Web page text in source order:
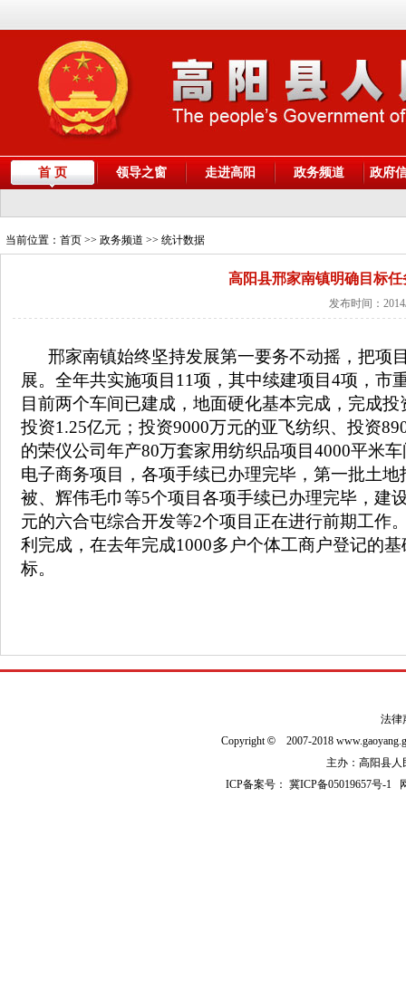
首 页 领导之窗 走进高阳 政务频道 政府
当前位置： 首页 >> 政务频道 >> 统计数据
高阳县邢家南镇明确目标
发布时间：
邢家南镇始终坚持发展第一要务不动摇，把项
展。全年共实施项目11项，其中续建项目4项，市
目前两个车间已建成，地面硬化基本完成，完成
投资1.25亿元；投资9000万元的亚飞纺织、投资
的荣仪公司年产80万套家用纺织品项目4000平米
电子商务项目，各项手续已办理完毕，第一批土
被、辉伟毛巾等5个项目各项手续已办理完毕，建
元的六合屯综合开发等2个项目正在进行前期工作
利完成，在去年完成1000多户个体工商户登记的
标。
法律
Copyright© 2007-2018
主办：高阳县人
ICP备案号：冀ICP备05019657号-1